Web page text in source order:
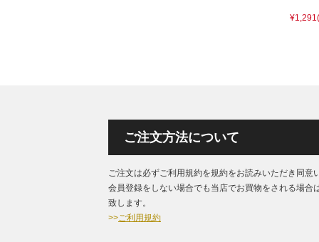
¥1,291
ご注文方法について
ご注文は必ずご利用規約を規約をお読みいただき同意
会員登録をしない場合でも当店でお買物をされる場合
致します。
>>ご利用規約